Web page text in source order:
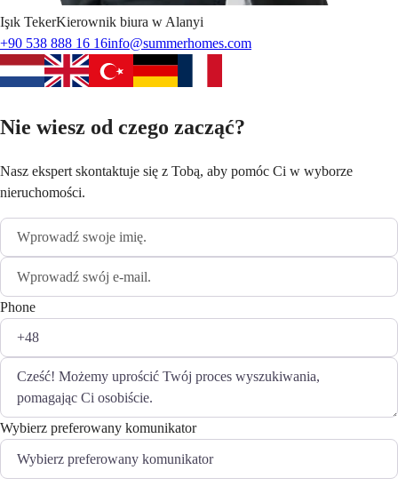
Işık TekerKierownik biura w Alanyi
+90 538 888 16 16info@summerhomes.com
Nie wiesz od czego zacząć?
Nasz ekspert skontaktuje się z Tobą, aby pomóc Ci w wyborze
nieruchomości.
Phone
Wybierz preferowany komunikator